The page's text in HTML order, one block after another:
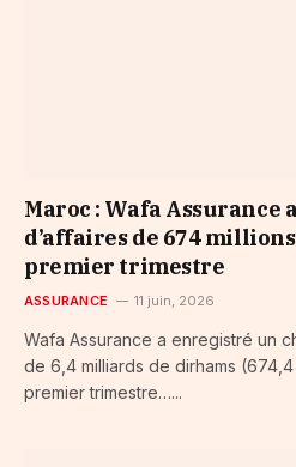
Maroc : Wafa
d’affaires de 674
premier trimestre
ASSURANCE 11 juin, 2026
Wafa Assurance a enregistré un
de 6,4 milliards de dirhams
premier trimestre…...